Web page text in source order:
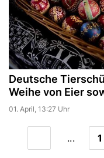
Deutsche
Weihe von Eier
01. April, 13:27 Uhr
... 1